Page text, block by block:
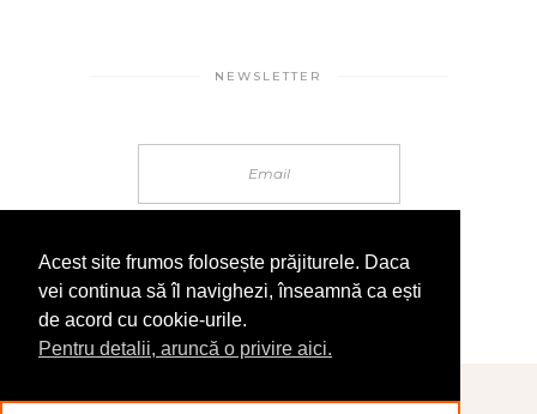
NEWSLETTER
© 2025 În Sandale
Acest site frumos folosește prăjiturele. Daca
vei continua să îl navighezi, înseamnă ca ești
de acord cu cookie-urile.
Pentru detalii, aruncă o privire aici.